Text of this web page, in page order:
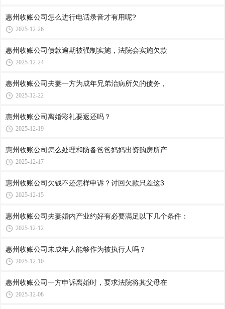
惠州收账公司​怎么进行电话录音才有用呢?
2025-12-26
惠州收账公司​债款逾期被强制实施，法院会实施欠款
2025-12-24
惠州收账公司​夫妻一方为成年兄弟治病所欠的债务，
2025-12-22
惠州收账公司​离婚彩礼要返还吗？
2025-12-19
惠州收账公司​怎么处理和防备爸爸妈妈出资购房所产
2025-12-17
惠州收账公司​欠钱不还怎样申诉？讨回欠款只差这3
2025-12-15
惠州收账公司夫妻婚内产业约好有必要满足以下几个条件：
2025-12-12
惠州收账公司​未成年人能够作为被执行人吗？
2025-12-10
惠州收账公司​一方申诉离婚时，要求法院将其父母在
2025-12-08